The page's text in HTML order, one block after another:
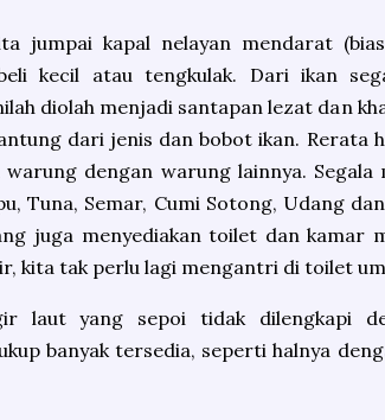
jumpai kapal nelayan mendarat
kecil atau tengkulak. Dari ikan
diolah menjadi santapan lezat dan
dari jenis dan bobot ikan. Rerata
dengan warung lainnya. Segala
Tuna, Semar, Cumi Sotong, Udang
juga menyediakan toilet dan kamar
kita tak perlu lagi mengantri di toilet
laut yang sepoi tidak dilengkapi
banyak tersedia, seperti halnya